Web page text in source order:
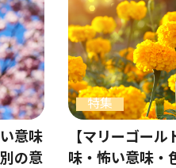
意味
の意
特集
【マリーゴー
味・怖い意味・